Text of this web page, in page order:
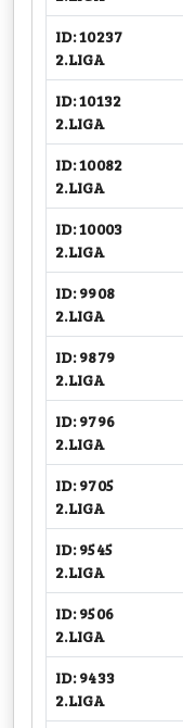
ID: 10237
2.LIGA
ID: 10132
2.LIGA
ID: 10082
2.LIGA
ID: 10003
2.LIGA
ID: 9908
2.LIGA
ID: 9879
2.LIGA
ID: 9796
2.LIGA
ID: 9705
2.LIGA
ID: 9545
2.LIGA
ID: 9506
2.LIGA
ID: 9433
2.LIGA